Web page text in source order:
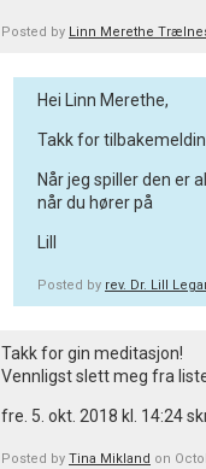
Posted by Linn Merethe
Hei Linn Merethe,
Takk for
Når jeg spiller den er
når du hører på
Lill
Posted by rev. Dr. Lill
Takk for gin meditasjon!
Vennligst slett meg fra
fre. 5. okt. 2018 kl. 14:24
Posted by Tina Mikland on